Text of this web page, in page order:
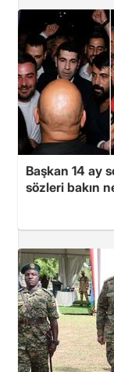
Başkan 14 ay
sözleri bakın